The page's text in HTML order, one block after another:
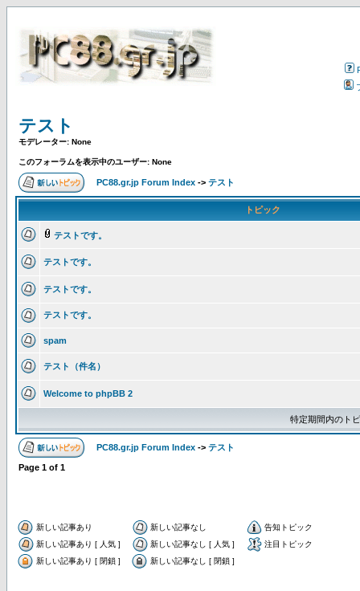
テスト
モデレーター: None
このフォーラムを表示中のユーザー: None
PC88.gr.jp Forum Index -> テスト
トピック
テストです。
テストです。
テストです。
テストです。
spam
テスト（件名）
Welcome to phpBB 2
特定期間内のト
PC88.gr.jp Forum Index -> テスト
Page 1 of 1
新しい記事あり 新しい記事なし
告知トピック
新しい記事あり [ 人気 ]
新しい記事なし [ 人気 ]
注目トピック
新しい記事あり [ 閉鎖 ]
新しい記事なし [ 閉鎖 ]